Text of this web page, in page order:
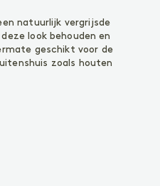
Olie
Lak
Zeep
Gel
natuurlijk vergrijsde
look behouden en
geschikt voor de
zoals houten